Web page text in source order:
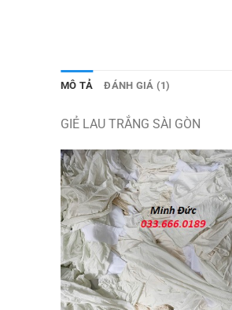
MÔ TẢ ĐÁNH GIÁ (1)
GIẺ LAU TRẮNG SÀI GÒN